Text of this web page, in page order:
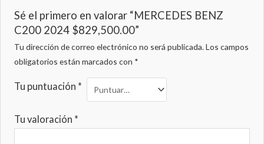
Sé el primero en valorar “MERCEDES BENZ
C200 2024 $829,500.00”
Tu dirección de correo electrónico no será publicada. Los campos
obligatorios están marcados con *
Tu puntuación *
Tu valoración *